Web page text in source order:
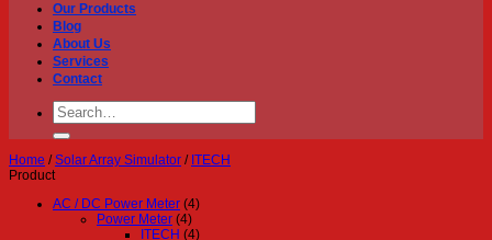
Our Products
Blog
About Us
Services
Contact
Search
for:
Home / Solar Array Simulator / ITECH
Product
AC / DC Power Meter (4)
Power Meter (4)
ITECH (4)